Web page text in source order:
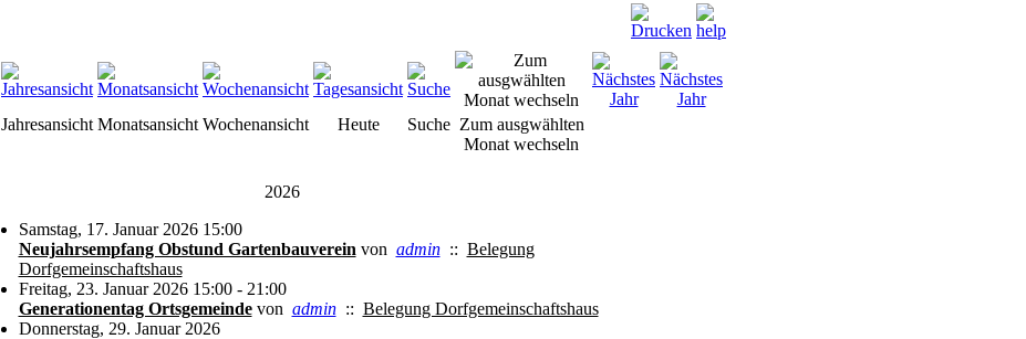
Jahresansicht Monatsansicht Wochenansicht Heute Suche Zum ausgwählten
Monat wechseln
2026
Samstag, 17. Januar 2026 15:00
Neujahrsempfang Obstund Gartenbauverein von admin:: Belegung
Dorfgemeinschaftshaus
Freitag, 23. Januar 2026 15:00 - 21:00
Generationentag Ortsgemeindevon admin:: Belegung Dorfgemeinschaftshaus
Donnerstag, 29. Januar 2026